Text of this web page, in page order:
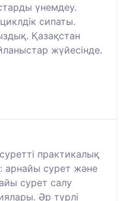
үнемдеу.
сипаты.
Қазақстан
жүйесінде.
практикалық
арнайы сурет және
сурет салу
Әр түрлі